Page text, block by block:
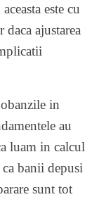
este cu
ajustarea
in
au
luam in calcul
banii depusi
sunt tot